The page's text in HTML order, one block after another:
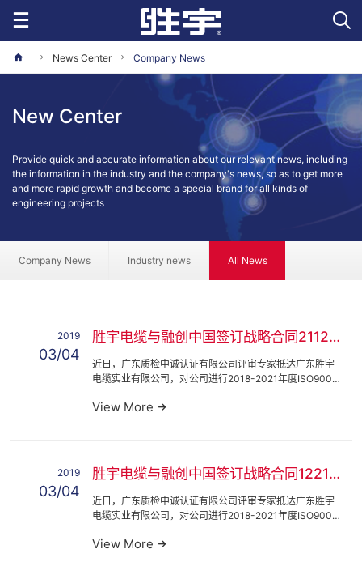
News Center Company News
New Center
Provide quick and accurate information about our relevant news, including
the information in the industry and the company's news, so as to get more
and more rapid growth and become a special brand for all kinds of
engineering projects
Company News Industry news All News
2019
03/04
胜宇电缆与融创中国签订战略合同211212
近日，广东质检中诚认证有限公司评审专家抵达广东胜宇
电缆实业有限公司，对公司进行2018-2021年度ISO9001
职业健康安全近日，广东质检中诚认证有限公司评审专家
View More
2019
03/04
胜宇电缆与融创中国签订战略合同122121
近日，广东质检中诚认证有限公司评审专家抵达广东胜宇
电缆实业有限公司，对公司进行2018-2021年度ISO9001
职业健康安全近日，广东质检中诚认证有限公司评审专家
View More